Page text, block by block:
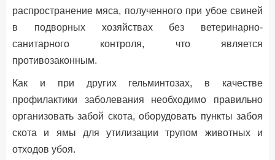
распространение мяса, полученного при убое свиней
в подворных хозяйствах без ветеринарно-
санитарного контроля, что является
противозаконным.
Как и при других гельминтозах, в качестве
профилактики заболевания необходимо правильно
организовать забой скота, оборудовать пункты забоя
скота и ямы для утилизации трупом животных и
отходов убоя.